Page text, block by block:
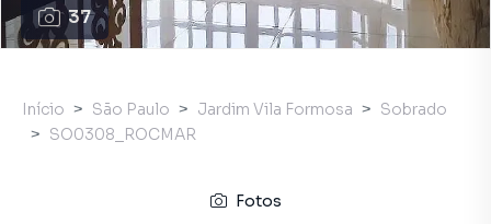
37
Início São Paulo Jardim Vila Formosa
Sobrado
SO0308_ROCMAR
Fotos